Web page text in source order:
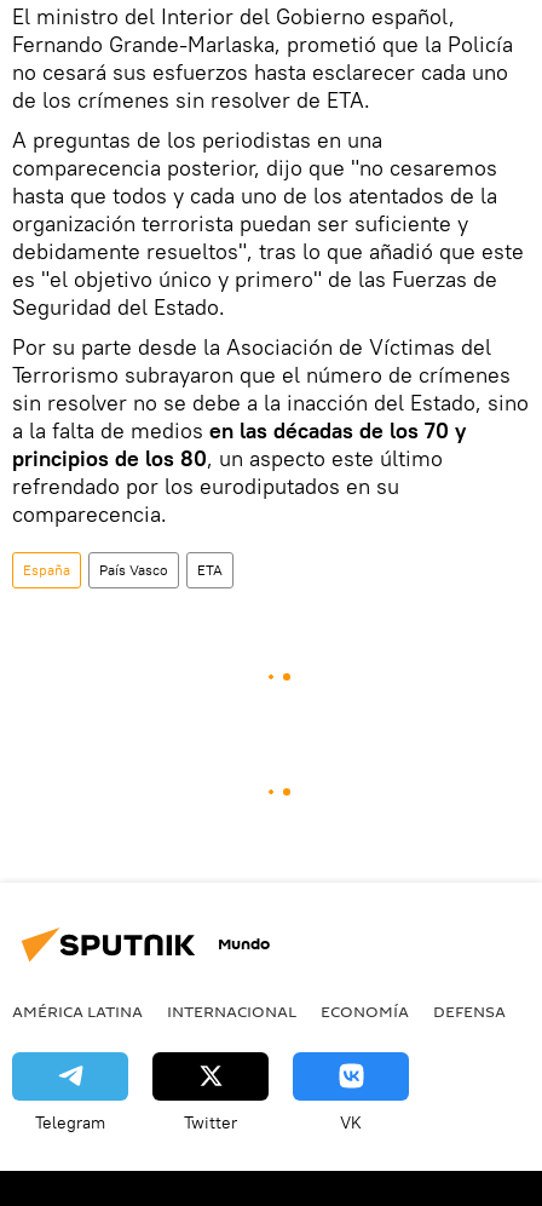
El ministro del Interior del Gobierno español,
Fernando Grande-Marlaska, prometió que la Policía
no cesará sus esfuerzos hasta esclarecer cada uno
de los crímenes sin resolver de ETA.
A preguntas de los periodistas en una
comparecencia posterior, dijo que "no cesaremos
hasta que todos y cada uno de los atentados de la
organización terrorista puedan ser suficiente y
debidamente resueltos", tras lo que añadió que este
es "el objetivo único y primero" de las Fuerzas de
Seguridad del Estado.
Por su parte desde la Asociación de Víctimas del
Terrorismo subrayaron que el número de crímenes
sin resolver no se debe a la inacción del Estado, sino
a la falta de medios en las décadas de los 70 y
principios de los 80, un aspecto este último
refrendado por los eurodiputados en su
comparecencia.
España País Vasco ETA
Mundo
AMÉRICA LATINA INTERNACIONAL ECONOMÍA DEFENSA
Telegram Twitter VK